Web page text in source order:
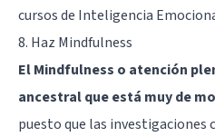
cursos de Inteligencia
8. Haz Mindfulness
El Mindfulness o atención
ancestral que está muy de
puesto que las